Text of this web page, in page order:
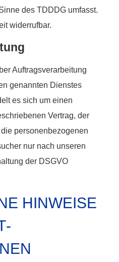
des TDDDG umfasst.
widerrufbar.
Auftragsverarbeitung
genannten Dienstes
es sich um einen
Vertrag, der
personenbezogenen
nur nach unseren
der DSGVO
HINWEISE